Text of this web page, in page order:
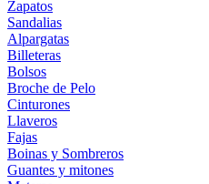
Zapatos
Sandalias
Alpargatas
Billeteras
Bolsos
Broche de Pelo
Cinturones
Llaveros
Fajas
Boinas y Sombreros
Guantes y mitones